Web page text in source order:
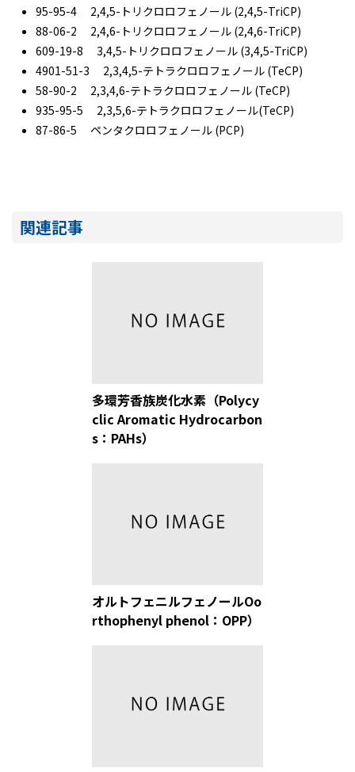
95-95-4 2,4,5-トリクロロフェノール (2,4,5-TriCP)
88-06-2 2,4,6-トリクロロフェノール (2,4,6-TriCP)
609-19-8 3,4,5-トリクロロフェノール (3,4,5-TriCP)
4901-51-3 2,3,4,5-テトラクロロフェノール (TeCP)
58-90-2 2,3,4,6-テトラクロロフェノール (TeCP)
935-95-5 2,3,5,6-テトラクロロフェノール(TeCP)
87-86-5 ペンタクロロフェノール (PCP)
関連記事
多環芳香族炭化水素（Polycy
clic Aromatic Hydrocarbon
s：PAHs）
オルトフェニルフェノールOo
rthophenyl phenol：OPP）